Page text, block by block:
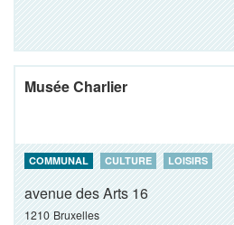
Musée Charlier
COMMUNAL CULTURE LOISIRS
avenue des Arts 16
1210 Bruxelles